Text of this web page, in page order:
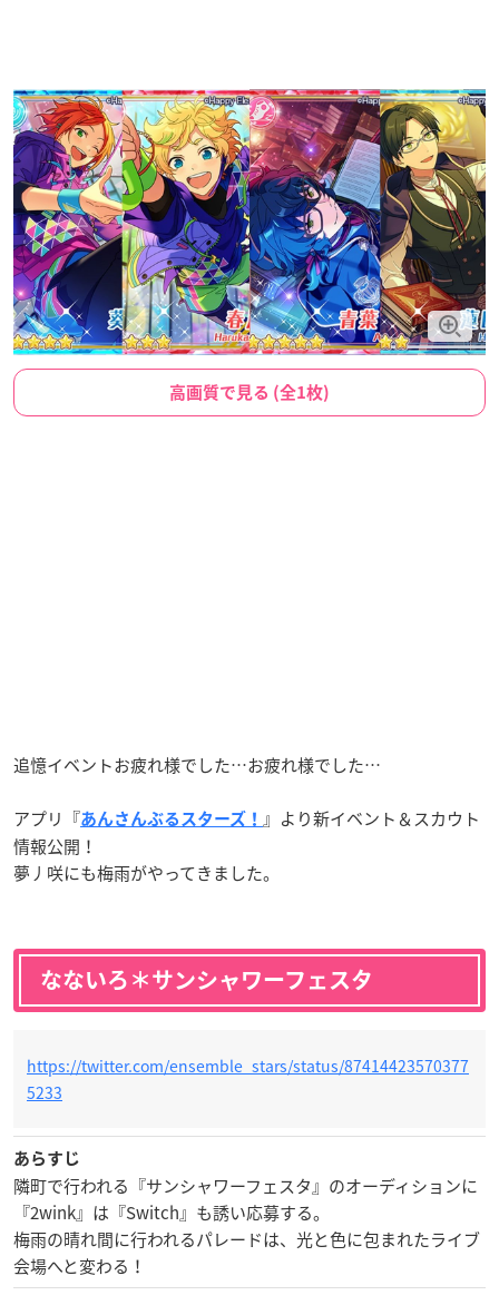
高画質で見る (全1枚)
追憶イベントお疲れ様でした…お疲れ様でした…
アプリ『あんさんぶるスターズ！ 』より新イベント＆スカウト
情報公開！
夢丿咲にも梅雨がやってきました。
なないろ＊サンシャワーフェスタ
https://twitter.com/ensemble_stars/status/87414423570377
5233
あらすじ
隣町で行われる『サンシャワーフェスタ』のオーディションに
『2wink』は『Switch』も誘い応募する。
梅雨の晴れ間に行われるパレードは、光と色に包まれたライブ
会場へと変わる！